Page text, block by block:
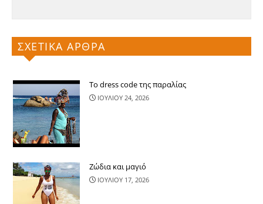
ΣΧΕΤΙΚΑ ΑΡΘΡΑ
Το dress code της παραλίας
ΙΟΥΛΙΟΥ 24, 2026
Ζώδια και μαγιό
ΙΟΥΛΙΟΥ 17, 2026